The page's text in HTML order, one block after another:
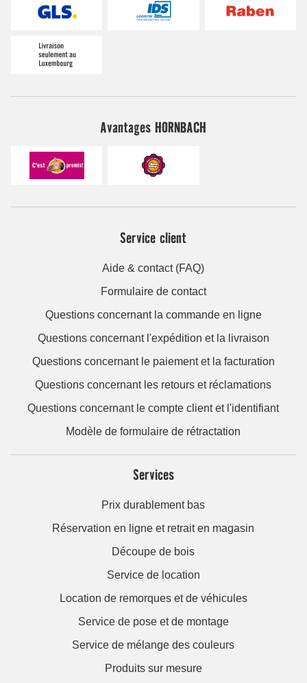
Avantages HORNBACH
Service client
Aide & contact (FAQ)
Formulaire de contact
Questions concernant la commande en ligne
Questions concernant l'expédition et la livraison
Questions concernant le paiement et la facturation
Questions concernant les retours et réclamations
Questions concernant le compte client et l'identifiant
Modèle de formulaire de rétractation
Services
Prix durablement bas
Réservation en ligne et retrait en magasin
Découpe de bois
Service de location
Location de remorques et de véhicules
Service de pose et de montage
Service de mélange des couleurs
Produits sur mesure